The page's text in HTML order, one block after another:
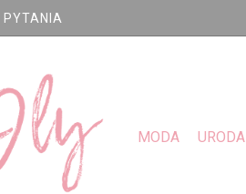
PYTANIA
MODA URODA